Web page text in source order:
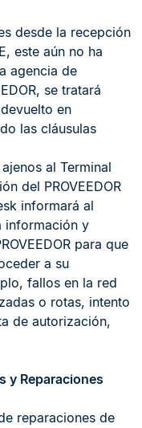
desde la recepción
este aún no ha
agencia de
se tratará
en
las cláusulas
al Terminal
del PROVEEDOR
informará al
información y
para que
a su
fallos en la red
o rotas, intento
de autorización,
y Reparaciones
reparaciones de